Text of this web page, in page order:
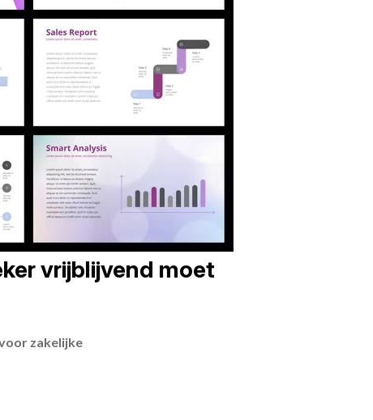
vrijblijvend moet
zakelijke